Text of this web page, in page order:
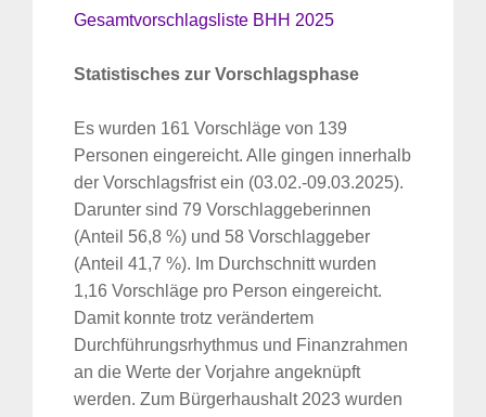
Gesamtvorschlagsliste BHH 2025
Statistisches zur Vorschlagsphase
Es wurden 161 Vorschläge von 139
Personen eingereicht. Alle gingen innerhalb
der Vorschlagsfrist ein (03.02.-09.03.2025).
Darunter sind 79 Vorschlaggeberinnen
(Anteil 56,8 %) und 58 Vorschlaggeber
(Anteil 41,7 %). Im Durchschnitt wurden
1,16 Vorschläge pro Person eingereicht.
Damit konnte trotz verändertem
Durchführungsrhythmus und Finanzrahmen
an die Werte der Vorjahre angeknüpft
werden. Zum Bürgerhaushalt 2023 wurden